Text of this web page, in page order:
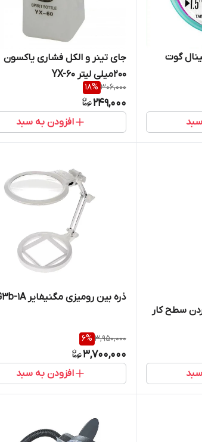
گوت
جای تینر و الکل فشاری یاکسون
۲۰۰میلی لیتر YX-60
306,000
18%
249,000
افزودن به سبد
سطح کار
ذره بین رومیزی مگنیفایر MG3b-1A
3,950,000
6%
3,700,000
افزودن به سبد